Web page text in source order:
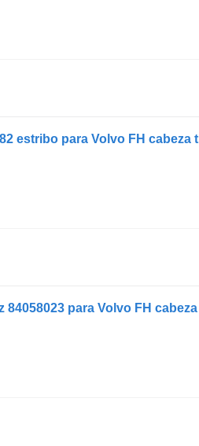
estribo para Volvo FH cabeza
para Volvo FH